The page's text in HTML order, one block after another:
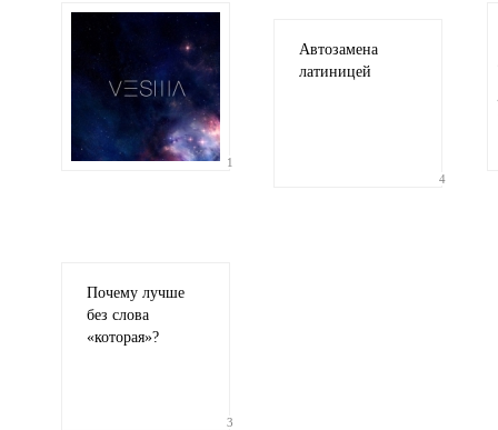
1
Автозамена
латиницей
4
Почему лучше
без слова
«которая»?
3